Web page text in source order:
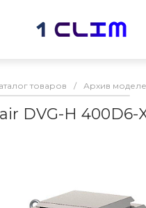
товаров / Архив
DVG-H 400D6-